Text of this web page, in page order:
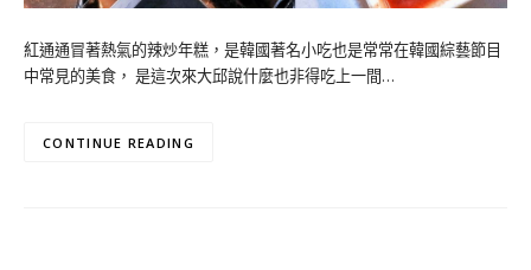
紅通通冒著熱氣的辣炒年糕，是韓國著名小吃也是常常在韓國綜藝節目
中常見的美食， 是這次來大邱說什麼也非得吃上一間…
CONTINUE READING